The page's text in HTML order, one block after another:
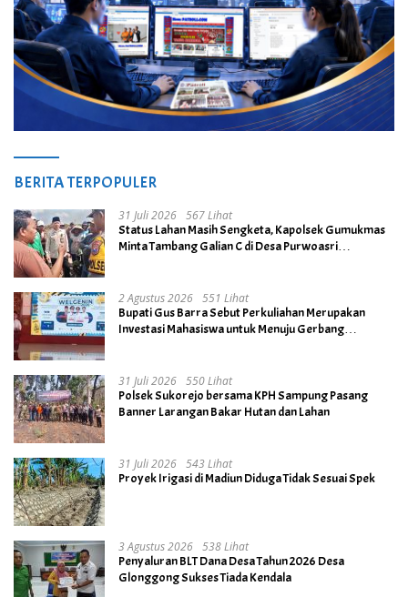
BERITA TERPOPULER
31 Juli 2026 567 Lihat
Status Lahan Masih Sengketa, Kapolsek Gumukmas
Minta Tambang Galian C di Desa Purwoasri
2 Agustus 2026 551 Lihat
Bupati Gus Barra Sebut Perkuliahan Merupakan
Investasi Mahasiswa untuk Menuju Gerbang
31 Juli 2026 550 Lihat
Polsek Sukorejo bersama KPH Sampung Pasang
Banner Larangan Bakar Hutan dan Lahan
31 Juli 2026 543 Lihat
Proyek Irigasi di Madiun Diduga Tidak Sesuai Spek
3 Agustus 2026 538 Lihat
Penyaluran BLT Dana Desa Tahun 2026 Desa
Glonggong Sukses Tiada Kendala